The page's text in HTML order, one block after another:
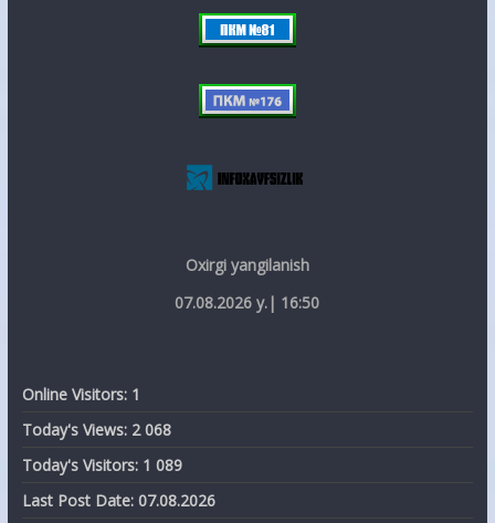
Oxirgi yangilanish
07.08.2026 y.| 16:50
Online Visitors: 1
Today's Views: 2 068
Today's Visitors: 1 089
Last Post Date: 07.08.2026